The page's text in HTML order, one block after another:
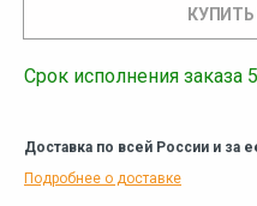
Срок исполнения заказа
Доставка по всей России и за
Подробнее о доставке